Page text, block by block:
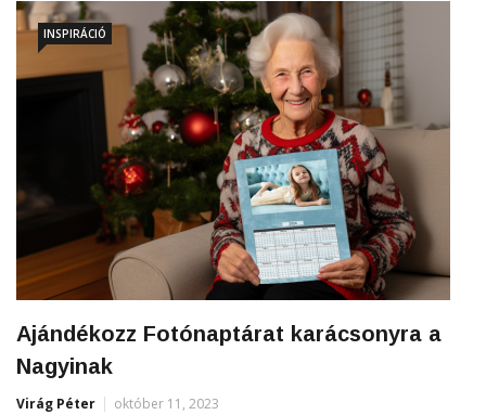
INSPIRÁCIÓ
Ajándékozz Fotónaptárat karácsonyra a
Nagyinak
Virág Péter október 11, 2023